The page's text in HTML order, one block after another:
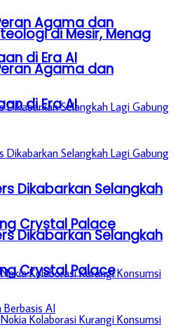
Agama dan
di Era AI
Dikabarkan Selangkah
Crystal Palace
di Mesir, Menag
Agama dan
di Era AI
Dikabarkan Selangkah
Crystal Palace